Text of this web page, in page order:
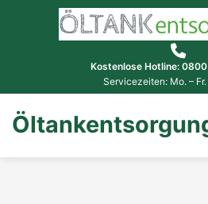
Kostenlose Hotline:
Servicezeiten: Mo. – Fr.